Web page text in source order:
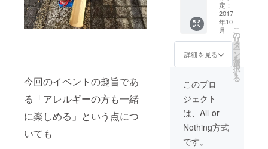
今回のイベントの趣旨であ
る「アレルギーの方も一緒
に楽しめる」という点につ
いても
単。
子供で
も食べ
られる
甘口で
す。 ・
麺 １
０食
孫作の
コシヒ
カリで
作った
米麺で
す。 ・
行いま
す。 １
００人
分の材
料、機
材備品
一式を
１パッ
クと致
しま
す。 可
能な限
り支援
者様の
定：
2017
年10
月
詳細を見る
こ
の
リ
タ
ー
ン
を
選
択
す
る
このプロ
ジェクト
は、All-or-
Nothing方式
です。